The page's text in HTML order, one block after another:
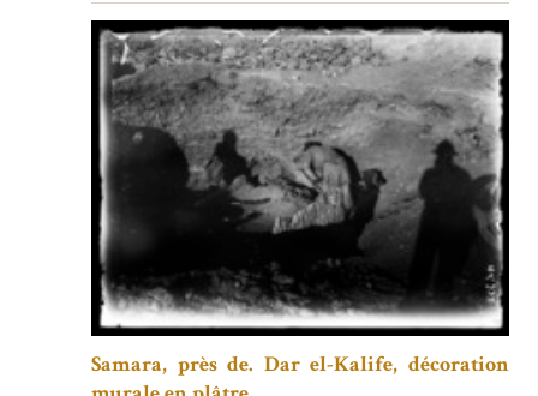
Samara, près de. Dar el-Kalife, décoration